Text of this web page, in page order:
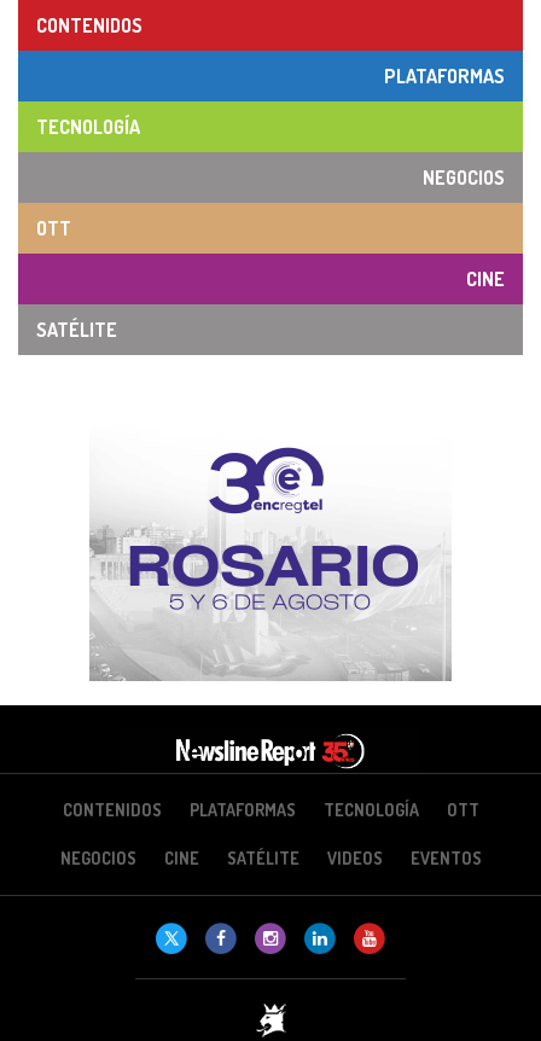
CONTENIDOS
PLATAFORMAS
TECNOLOGÍA
NEGOCIOS
OTT
CINE
SATÉLITE
CONTENIDOS PLATAFORMAS TECNOLOGÍA OTT
NEGOCIOS CINE SATÉLITE VIDEOS EVENTOS